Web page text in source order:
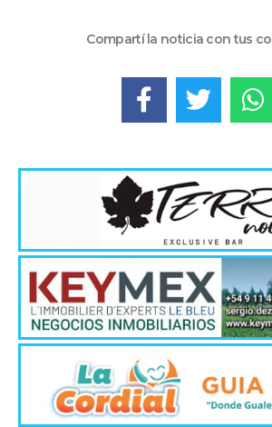
Compartí la noticia con tus